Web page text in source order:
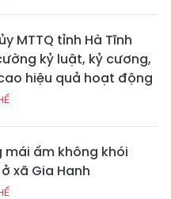
MTTQ tỉnh Hà Tĩnh
kỷ luật, kỷ cương,
hiệu quả hoạt động
mái ấm không khói
xã Gia Hanh